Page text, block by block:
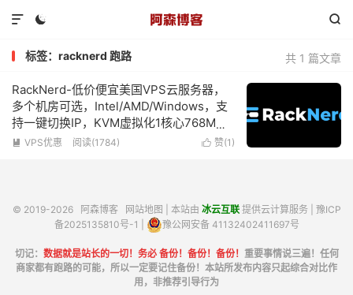
 

共 1 篇文章
标签：racknerd 跑路
RackNerd-低价便宜美国VPS云服务器，
多个机房可选，Intel/AMD/Windows，支
持一键切换IP，KVM虚拟化1核心768M内
存1Gbps带宽低至$10.18/年
 赞(1 )
 VPS优惠 阅读(1784)
© 2019-2026 阿森博客 网站地图 | 本站由 冰云互联提供云计算服务 | 豫ICP
备2025135810号-1
豫公网安备 41132402411697号
切记： 数据就是站长的一切！务必 备份！备份！备份！ 重要事情说三遍！任何
商家都有跑路的可能，所以一定要记住备份！本站所发布内容只起综合对比作
用，非推荐引导行为